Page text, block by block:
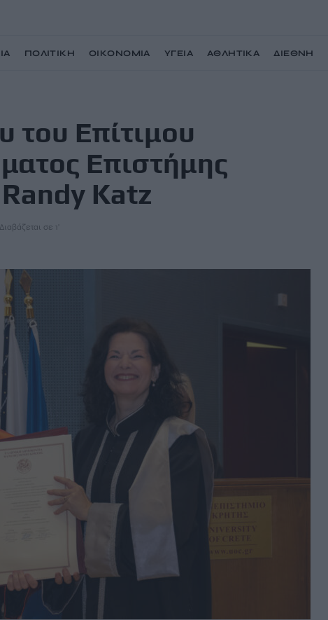
ΠΟΛΙΤΙΚΗ ΟΙΚΟΝΟΜΙΑ ΥΓΕΙΑ ΑΘΛΗΤΙΚΑ ΔΙΕΘΝΗ
του Επίτιμου
Επιστήμης
Katz
Διαβάζεται σε 1'